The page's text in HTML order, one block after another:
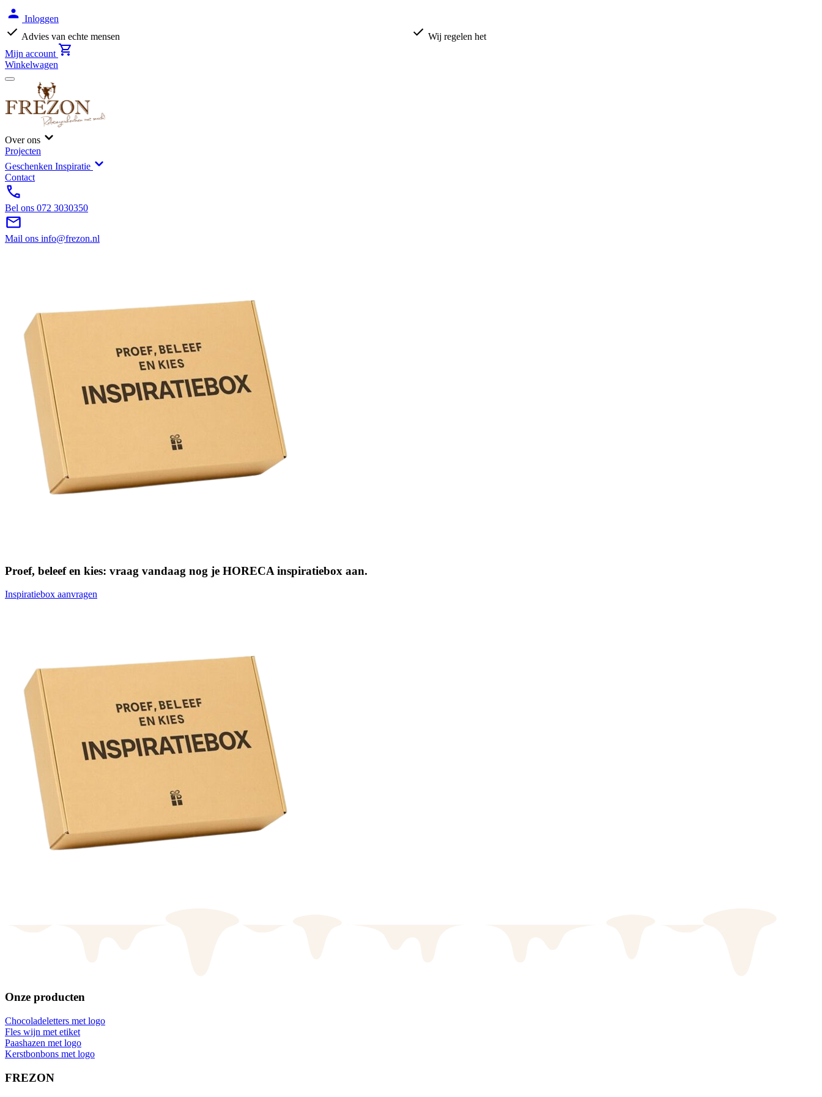
Inloggen
Advies van echte mensen
Wij regelen het
Mijn account
Winkelwagen
Over ons
Projecten
Geschenken Inspiratie
Contact
Bel ons 072 3030350
Mail ons info@frezon.nl
Proef, beleef en kies: vraag vandaag nog je HORECA inspiratiebox aan.
Inspiratiebox aanvragen
Onze producten
Chocoladeletters met logo
Fles wijn met etiket
Paashazen met logo
Kerstbonbons met logo
FREZON